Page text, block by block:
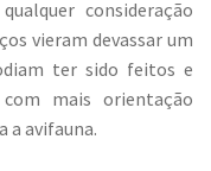
consideração
vieram devassar um
ter sido feitos e
mais orientação
a avifauna.